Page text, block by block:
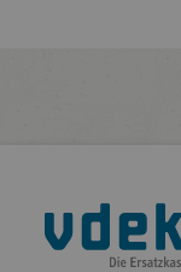
Fußleisten-
Navigation